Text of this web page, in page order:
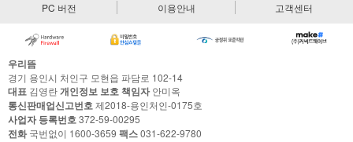
PC 버전 이용안내 고객센터
우리뜸
경기 용인시 처인구 모현읍 파담로 102-14
대표 김영란개인정보 보호 책임자안미옥
통신판매업신고번호제2018-용인처인-0175호
사업자 등록번호372-59-00295
전화국번없이 1600-3659 팩스031-622-9780